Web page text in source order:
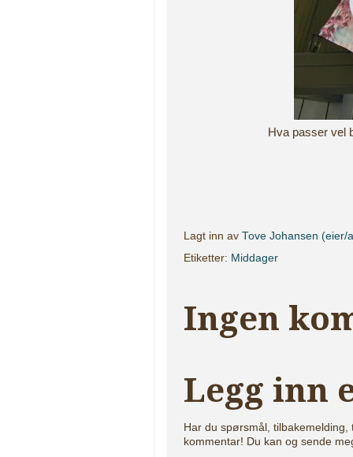
Hva passer vel
Lagt inn av Tove Johansen
Etiketter: Middager
Ingen
Legg inn
Har du spørsmål,
kommentar! Du kan og sende